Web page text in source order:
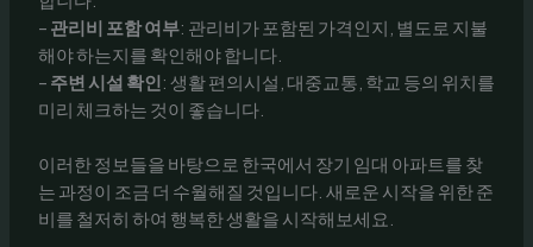
– 관리비 포함 여부: 관리비가 포함된 가격인지, 별도로 지불
해야 하는지를 확인해야 합니다.
– 주변 시설 확인 : 생활 편의시설, 대중교통, 학교 등의 위치를
미리 체크하는 것이 좋습니다.
이러한 정보들을 바탕으로 한국에서 장기 임대 아파트를 찾
는 과정이 조금 더 수월해질 것입니다. 새로운 시작을 위한 준
비를 철저히 하여 행복한 생활을 시작해보세요.